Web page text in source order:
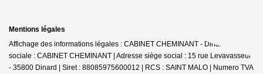
Mentions légales
Affichage des informations légales : CABINET CHEMINANT - Dinard | Raison
sociale : CABINET CHEMINANT | Adresse siège social : 15 rue Levavasseur
- 35800 Dinard | Siret : 88085975600012 | RCS : SAINT MALO | Numero TVA